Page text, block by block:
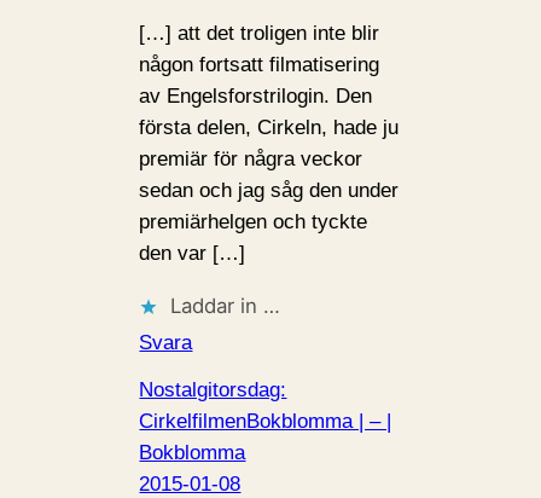
[…] att det troligen inte blir
någon fortsatt filmatisering
av Engelsforstrilogin. Den
första delen, Cirkeln, hade ju
premiär för några veckor
sedan och jag såg den under
premiärhelgen och tyckte
den var […]
Laddar in …
Svara
Nostalgitorsdag:
CirkelfilmenBokblomma | – |
Bokblomma
2015-01-08